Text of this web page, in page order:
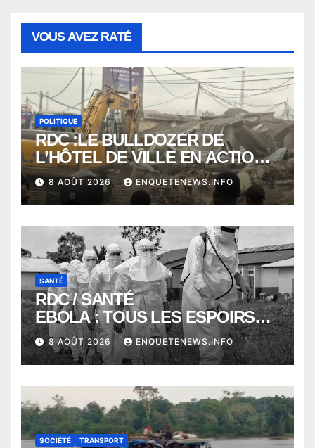
VOUS AVEZ RATÉ
POLITIQUE
RDC :LE BULLDOZER DE
L’HÔTEL DE VILLE EN ACTION
POUR DEGAGER LA VOIE
PUBLIQUE en action DANS LA
COMMUNE DE NGALIEMA
8 AOÛT 2026 ENQUETENEWS.INFO
SANTÉ
RDC / SANTÉ
EBOLA : TOUS LES ESPOIRS
VONT VERS SEPTEMBRE
ALORS QUE L’ÉPIDÉMIE TEND
VERS 2000 DÉCÈS
8 AOÛT 2026 ENQUETENEWS.INFO
SOCIÉTÉ TRANSPORT